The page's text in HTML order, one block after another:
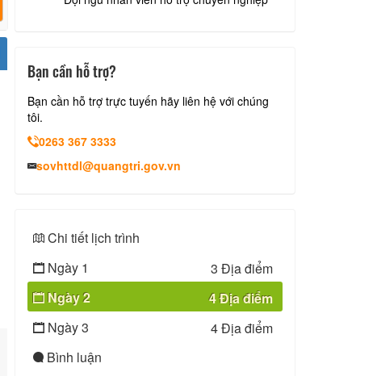
Bạn cần hỗ trợ?
Bạn cần hỗ trợ trực tuyến hãy liên hệ với chúng
tôi.
0263 367 3333
sovhttdl@quangtri.gov.vn
Chi tiết lịch trình
Ngày 1
3 Địa điểm
Ngày 2
4 Địa điểm
Ngày 3
4 Địa điểm
Bình luận